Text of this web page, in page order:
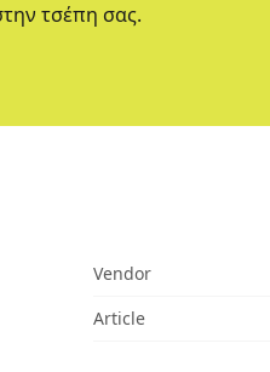
τσέπη σας.
Vendor
Article